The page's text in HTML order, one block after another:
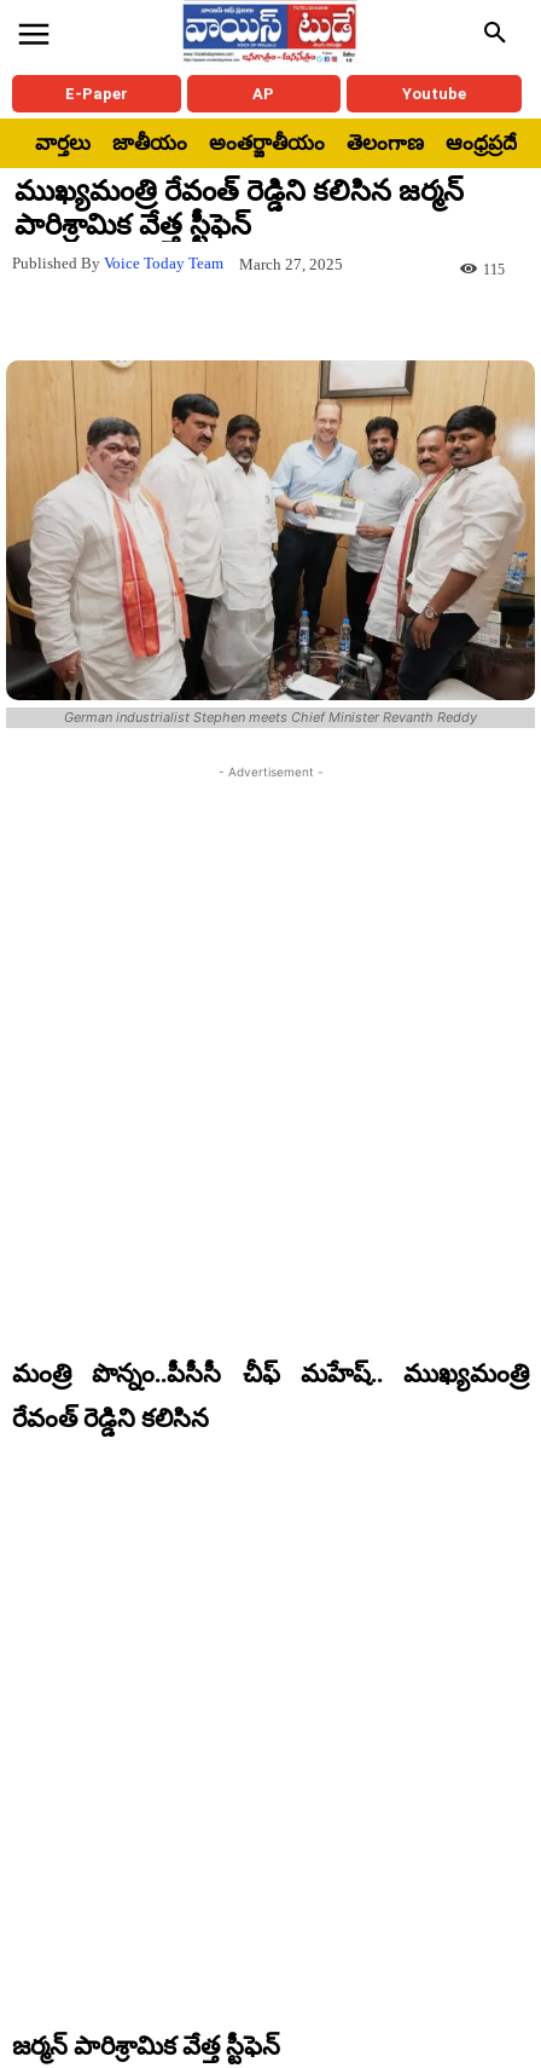
E-Paper AP Youtube
వార్తలు జాతీయం అంతర్జాతీయం తెలంగాణ ఆంధ్రప్రదేశ్
ముఖ్యమంత్రి రేవంత్ రెడ్డిని కలిసిన జర్మన్
పారిశ్రామిక వేత్త స్టీఫెన్
Published By Voice Today Team March 27, 2025 115
German industrialist Stephen meets Chief Minister Revanth Reddy
- Advertisement -
మంత్రి పొన్నం..పీసీసీ చీఫ్ మహేష్.. ముఖ్యమంత్రి
రేవంత్ రెడ్డిని కలిసిన
జర్మన్ పారిశ్రామిక వేత్త స్టీఫెన్